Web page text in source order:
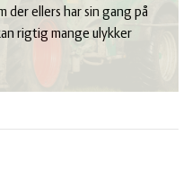
der ellers har sin gang på
rigtig mange ulykker